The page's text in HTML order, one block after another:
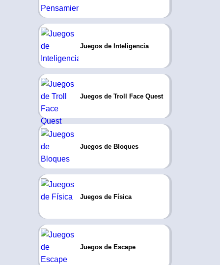
Juegos de Inteligencia
Juegos de Troll Face Quest
Juegos de Bloques
Juegos de Física
Juegos de Escape